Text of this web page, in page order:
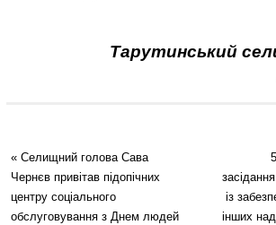
Тарутинський
«Селищний голова Сава
Чернєв привітав підопічних
центру соціального
обслуговування з Днем людей
із
інших